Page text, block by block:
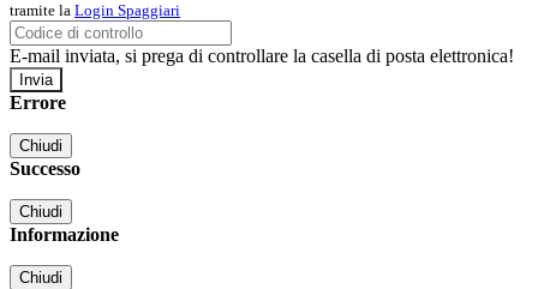
tramite la Login Spaggiari
E-mail inviata, si prega di controllare la casella di posta elettronica!
Errore
Chiudi
Successo
Chiudi
Informazione
Chiudi